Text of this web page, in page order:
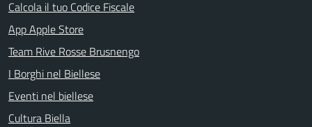
Calcola il tuo Codice Fiscale
App Apple Store
Team Rive Rosse Brusnengo
I Borghi nel Biellese
Eventi nel biellese
Cultura Biella